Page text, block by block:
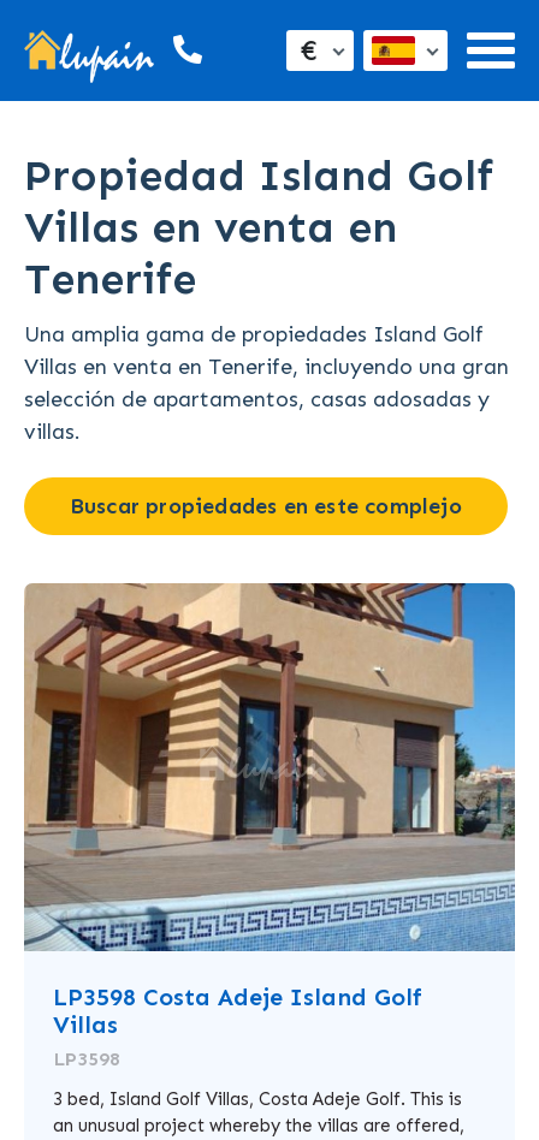
€
Propiedad Island Golf
Villas en venta en
Tenerife
Una amplia gama de propiedades Island Golf
Villas en venta en Tenerife, incluyendo una gran
selección de apartamentos, casas adosadas y
villas.
Buscar propiedades en este complejo
LP3598 Costa Adeje Island Golf
Villas
LP3598
3 bed, Island Golf Villas, Costa Adeje Golf. This is
an unusual project whereby the villas are offered,